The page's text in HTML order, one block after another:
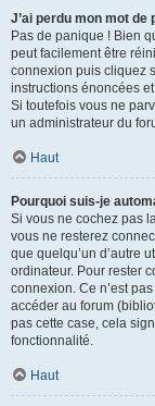
J’ai perdu mon mot de
Pas de panique ! Bien
peut facilement être
connexion puis cliquez
instructions énoncées
Si toutefois vous ne
un administrateur du
Haut
Pourquoi suis-je
Si vous ne cochez pas
vous ne resterez
que quelqu’un d’autre
ordinateur. Pour rester
connexion. Ce n’est
accéder au forum
pas cette case, cela
fonctionnalité.
Haut